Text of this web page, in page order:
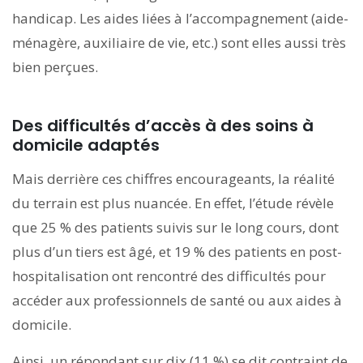
handicap. Les aides liées à l’accompagnement (aide-
ménagère, auxiliaire de vie, etc.) sont elles aussi très
bien perçues.
Des difficultés d’accès à des soins à
domicile adaptés
Mais derrière ces chiffres encourageants, la réalité
du terrain est plus nuancée. En effet, l’étude révèle
que 25 % des patients suivis sur le long cours, dont
plus d’un tiers est âgé, et 19 % des patients en post-
hospitalisation ont rencontré des difficultés pour
accéder aux professionnels de santé ou aux aides à
domicile.